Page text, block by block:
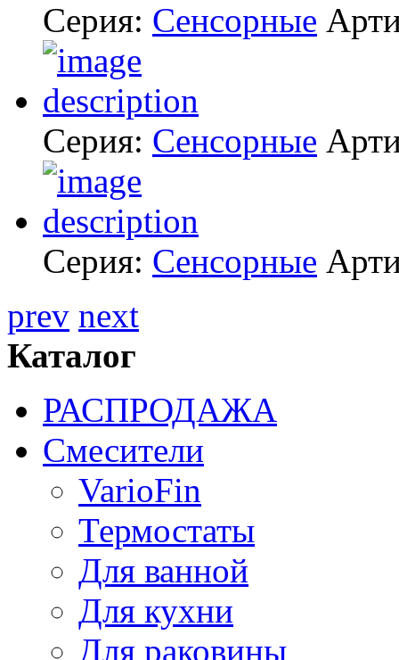
Серия: Сенсорные
Серия: Сенсорные
Серия: Сенсорные
prev next
Каталог
РАСПРОДАЖА
Смесители
VarioFin
Термостаты
Для ванной
Для кухни
Для раковины